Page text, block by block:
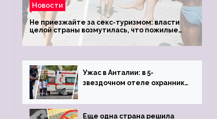
Новости
Не приезжайте за секс-туризмом: власти
целой страны возмутилась, что пожилые
туристки массово едут к ним, чтобы
обзавестись молодыми любовниками
Ужас в Анталии: в 5-
звездочном отеле охранник
пистолета
Еще одна страна решила